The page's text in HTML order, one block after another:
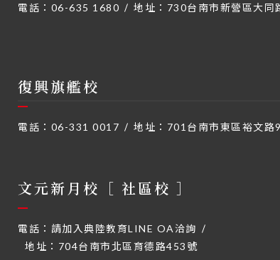
電話： 06-635 1680 地址： 730台南市新營區大同
復興旗艦校
電話： 06-331 0017 地址： 701台南市東區裕文路
文元新月校［ 社區校 ］
電話： 請加入典陸教育LINE OA洽詢
地址： 704台南市北區育德路453號